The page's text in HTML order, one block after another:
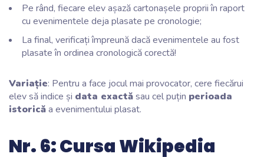
Pe rând, fiecare elev așază cartonașele proprii în raport
cu evenimentele deja plasate pe cronologie;
La final, verificați împreună dacă evenimentele au fost
plasate în ordinea cronologică corectă!
Variație: Pentru a face jocul mai provocator, cere fiecărui
elev să indice și data exactăsau cel puțin perioada
istoricăa evenimentului plasat.
Nr. 6: Cursa Wikipedia